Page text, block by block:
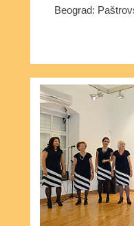
Beograd: